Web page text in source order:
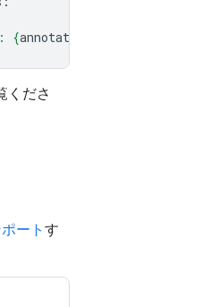
: {annotation
くださ
ート す